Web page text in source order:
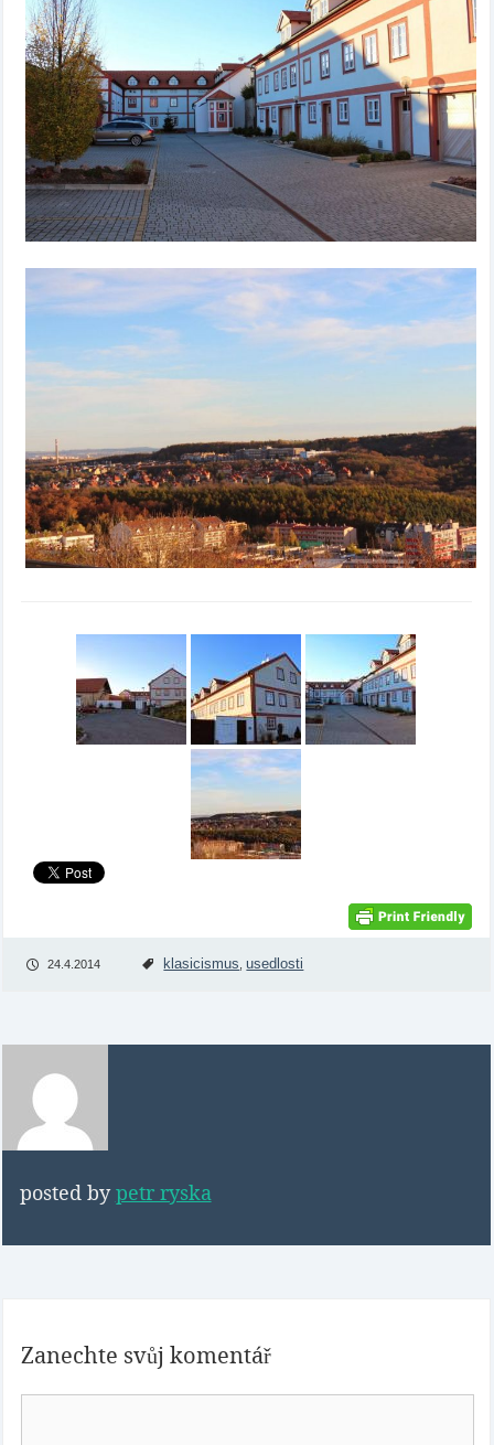
24.4.2014 klasicismus ,usedlosti
posted bypetr ryska
Zanechte svůj komentář